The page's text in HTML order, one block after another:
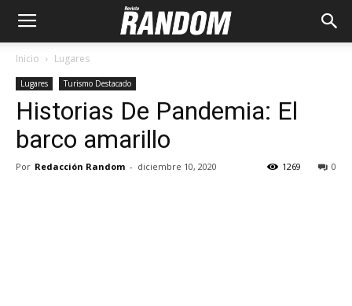
Inicio Lugares
Lugares Turismo Destacado
Historias De Pandemia: El
barco amarillo
Por Redacción Random - diciembre 10, 2020 0
1269